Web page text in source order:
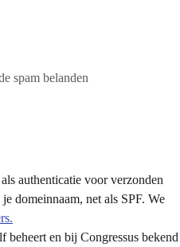
spam belanden
authenticatie voor verzonden
domeinnaam, net als SPF. We